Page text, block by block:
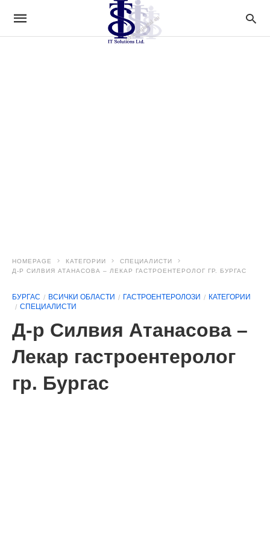
HOMEPAGE КАТЕГОРИИ
СПЕЦИАЛИСТИ
Д-Р СИЛВИЯ АТАНАСОВА – ЛЕКАР ГАСТРОЕНТЕРОЛОГ ГР. БУРГАС
БУРГАС ВСИЧКИ ОБЛАСТИ ГАСТРОЕНТЕРОЛОЗИ
КАТЕГОРИИ
СПЕЦИАЛИСТИ
Д-р Силвия Атанасова –
Лекар гастроентеролог
гр. Бургас